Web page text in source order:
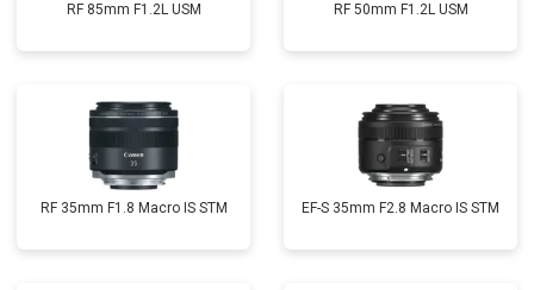
RF 85mm F1.2L USM RF 50mm F1.2L USM
RF 35mm F1.8 Macro IS STM EF-S 35mm F2.8 Macro IS STM